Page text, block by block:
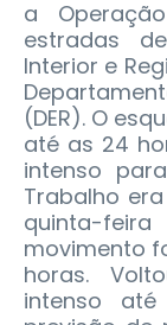
a
estradas
Interior e
(DER). O
até as 24
intenso
Trabalho
quinta-
movimento
horas.
intenso